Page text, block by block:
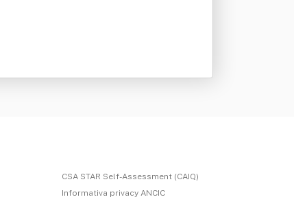
CSA STAR Self-Assessment (CAIQ)
Informativa privacy ANCIC